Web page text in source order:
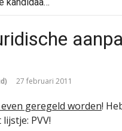
27 februari 2011
geregeld worden!
PVV!